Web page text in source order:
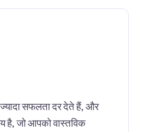
सफलता दर देते हैं, और
है, जो आपको वास्तविक